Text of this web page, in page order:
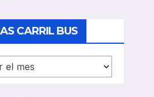
d
o
CARRIL BUS